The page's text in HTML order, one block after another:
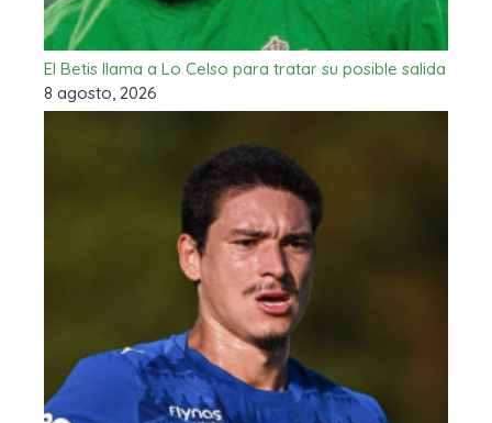
El Betis llama a Lo Celso para tratar su posible salida
8 agosto, 2026